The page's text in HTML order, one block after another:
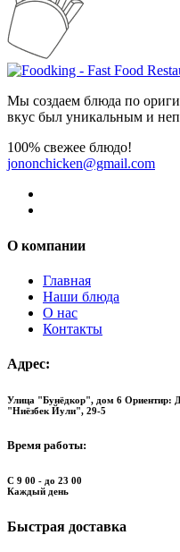
Мы создаем блюда по
вкус был уникальным и
100% свежее блюдо!
jononchicken@gmail.com
О компании
Главная
Наши блюда
О нас
Контакты
Адрес:
Улица "Бунёдкор", дом 6
"Ниёзбек Йули", 29-5
Время работы:
С 9 00 - до 23 00
Каждый день
Быстрая доставка